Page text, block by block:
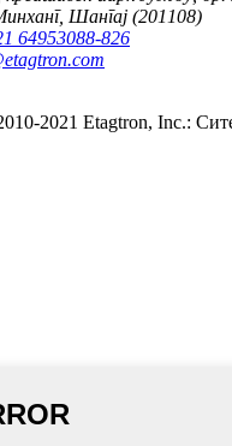
Шангај (201108)
64953088-826
2021 Etagtron, Inc.: